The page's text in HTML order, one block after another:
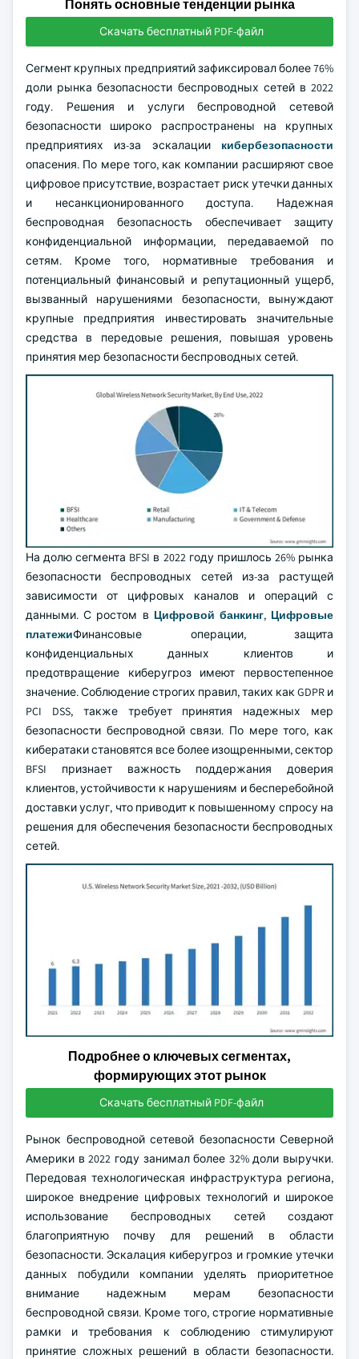
Понять основные тенденции рынка
Скачать бесплатный PDF-файл
Сегмент крупных предприятий зафиксировал более 76%
доли рынка безопасности беспроводных сетей в 2022
году. Решения и услуги беспроводной сетевой
безопасности широко распространены на крупных
предприятиях из-за эскалации кибербезопасности
опасения. По мере того, как компании расширяют свое
цифровое присутствие, возрастает риск утечки данных
и несанкционированного доступа. Надежная
беспроводная безопасность обеспечивает защиту
конфиденциальной информации, передаваемой по
сетям. Кроме того, нормативные требования и
потенциальный финансовый и репутационный ущерб,
вызванный нарушениями безопасности, вынуждают
крупные предприятия инвестировать значительные
средства в передовые решения, повышая уровень
принятия мер безопасности беспроводных сетей.
На долю сегмента BFSI в 2022 году пришлось 26% рынка
безопасности беспроводных сетей из-за растущей
зависимости от цифровых каналов и операций с
данными. С ростом в Цифровой банкинг, Цифровые
платежиФинансовые операции, защита
конфиденциальных данных клиентов и
предотвращение киберугроз имеют первостепенное
значение. Соблюдение строгих правил, таких как GDPR и
PCI DSS, также требует принятия надежных мер
безопасности беспроводной связи. По мере того, как
кибератаки становятся все более изощренными, сектор
BFSI признает важность поддержания доверия
клиентов, устойчивости к нарушениям и бесперебойной
доставки услуг, что приводит к повышенному спросу на
решения для обеспечения безопасности беспроводных
сетей.
Подробнее о ключевых сегментах,
формирующих этот рынок
Скачать бесплатный PDF-файл
Рынок беспроводной сетевой безопасности Северной
Америки в 2022 году занимал более 32% доли выручки.
Передовая технологическая инфраструктура региона,
широкое внедрение цифровых технологий и широкое
использование беспроводных сетей создают
благоприятную почву для решений в области
безопасности. Эскалация киберугроз и громкие утечки
данных побудили компании уделять приоритетное
внимание надежным мерам безопасности
беспроводной связи. Кроме того, строгие нормативные
рамки и требования к соблюдению стимулируют
принятие сложных решений в области безопасности.